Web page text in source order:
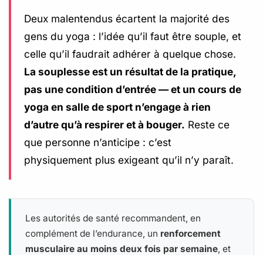
Deux malentendus écartent la majorité des
gens du yoga : l’idée qu’il faut être souple, et
celle qu’il faudrait adhérer à quelque chose.
La souplesse est un résultat de la pratique,
pas une condition d’entrée — et un cours de
yoga en salle de sport n’engage à rien
d’autre qu’à respirer et à bouger. Reste ce
que personne n’anticipe : c’est
physiquement plus exigeant qu’il n’y paraît.
Les autorités de santé recommandent, en
complément de l’endurance, un renforcement
musculaire au moins deux fois par semaine, et